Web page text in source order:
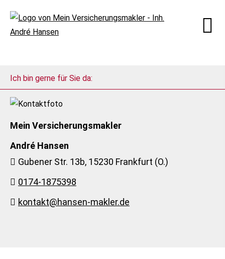
Ich bin gerne für Sie da:
Mein Ver­sicherungs­makler
André Hansen
Gubener Str. 13b, 15230 Frankfurt (O.)
0174-1875398
kontakt@hansen-makler.de